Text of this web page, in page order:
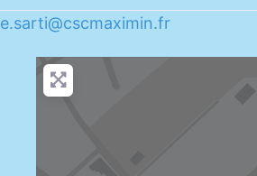
e.sarti@cscmaximin.fr